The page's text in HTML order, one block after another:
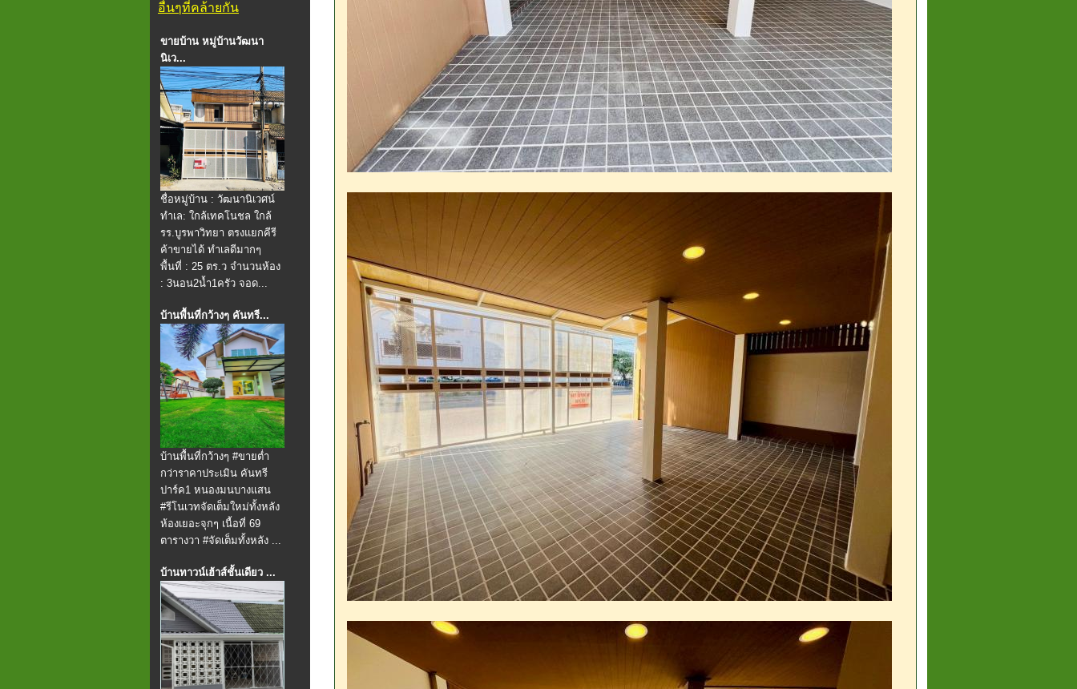
อื่นๆที่คล้ายกัน
ขายบ้าน หมู่บ้านวัฒนา
นิเว...
ชื่อหมู่บ้าน : วัฒนานิเวศน์
ทำเล: ใกล้เทคโนชล ใกล้
รร.บูรพาวิทยา ตรงแยกคีรี
ค้าขายได้ ทำเลดีมากๆ
พื้นที่ : 25 ตร.ว จำนวนห้อง
: 3นอน2น้ำ1ครัว จอด...
บ้านพื้นที่กว้างๆ คันทรี...
บ้านพื้นที่กว้างๆ #ขายต่ำ
กว่าราคาประเมิน คันทรี
ปาร์ค1 หนองมนบางแสน
#รีโนเวทจัดเต็มใหม่ทั้งหลัง
ห้องเยอะจุกๆ เนื้อที่ 69
ตารางวา #จัดเต็มทั้งหลัง ...
บ้านทาวน์เฮ้าส์ชั้นเดียว ...